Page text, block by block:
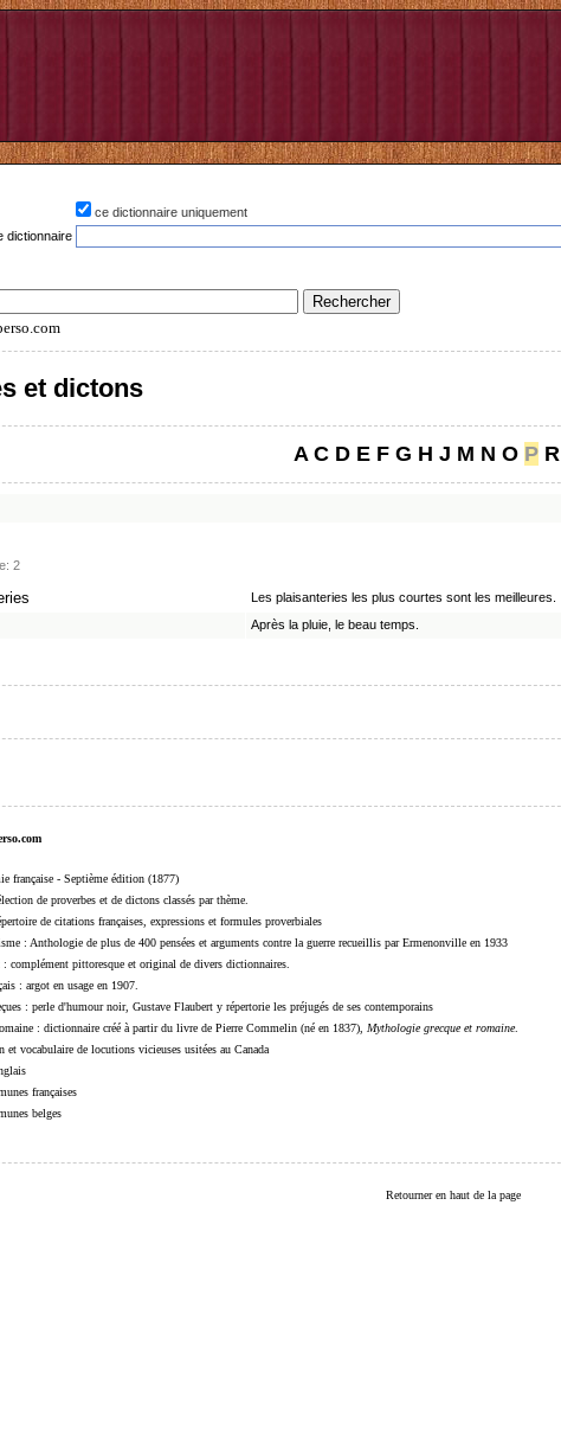
ce dictionnaire uniquement
dictionnaire
et dictons
A C D E F G H J M N O P R
2
Les plaisanteries les plus courtes sont les meilleures.
Après la pluie, le beau temps.
française - Septième édition (1877)
de proverbes et de dictons classés par thème.
de citations françaises, expressions et formules proverbiales
: Anthologie de plus de 400 pensées et arguments contre la guerre recueillis par Ermenonville en 1933
: complément pittoresque et original de divers dictionnaires.
: argot en usage en 1907.
: perle d'humour noir, Gustave Flaubert y répertorie les préjugés de ses contemporains
: dictionnaire créé à partir du livre de Pierre Commelin (né en 1837), Mythologie grecque et romaine.
et vocabulaire de locutions vicieuses usitées au Canada
françaises
belges
Retourner en haut de la page